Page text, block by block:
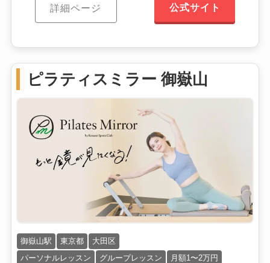
詳細ページ 公式サイト
ピラティスミラー 御嶽山
御嶽山駅 東京都
大田区
パーソナルレッスン
グループレッスン
月額1〜2万円